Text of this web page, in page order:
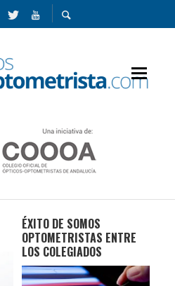
ÉXITO DE SOMOS
OPTOMETRISTAS ENTRE
LOS COLEGIADOS